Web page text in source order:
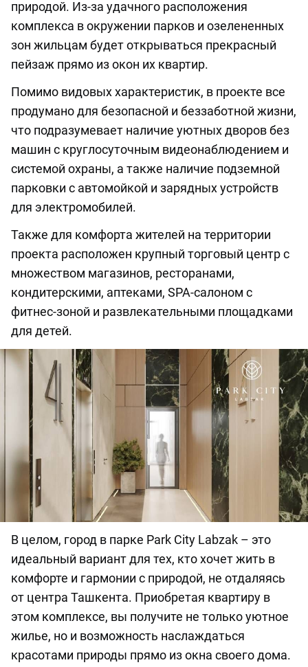
природой. Из-за удачного расположения
комплекса в окружении парков и озелененных
зон жильцам будет открываться прекрасный
пейзаж прямо из окон их квартир.
Помимо видовых характеристик, в проекте все
продумано для безопасной и беззаботной жизни,
что подразумевает наличие уютных дворов без
машин с круглосуточным видеонаблюдением и
системой охраны, а также наличие подземной
парковки с автомойкой и зарядных устройств
для электромобилей.
Также для комфорта жителей на территории
проекта расположен крупный торговый центр с
множеством магазинов, ресторанами,
кондитерскими, аптеками, SPA-салоном с
фитнес-зоной и развлекательными площадками
для детей.
В целом, город в парке Park City Labzak – это
идеальный вариант для тех, кто хочет жить в
комфорте и гармонии с природой, не отдаляясь
от центра Ташкента. Приобретая квартиру в
этом комплексе, вы получите не только уютное
жилье, но и возможность наслаждаться
красотами природы прямо из окна своего дома.